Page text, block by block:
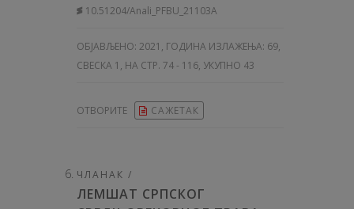
10.51204/Anali_PFBU_21103A
ОБЈАВЉЕНО: 2021, ГОДИНА ИЗЛАЖЕЊА: 69,
СВЕСКА 1, НА СТР. 74 - 116, УКУПНО 43
ОТВОРИТЕ САЖЕТАК
ЧЛАНАК /
ЛЕМШАТ СРПСКОГ